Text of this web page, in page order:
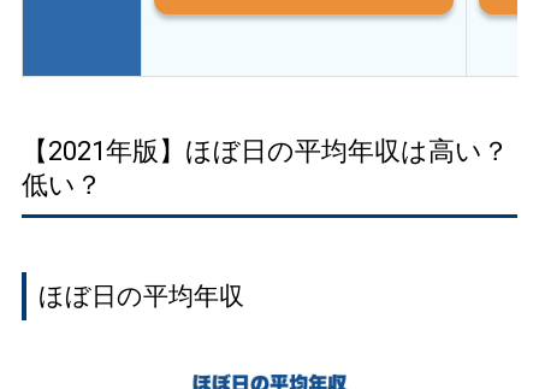
【2021年版】ほぼ日の平均年収は高い？
低い？
ほぼ日の平均年収